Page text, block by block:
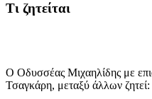
Τι ζητείται
Ο Οδυσσέας Μιχαηλίδης με
Τσαγκάρη, μεταξύ άλλων ζητεί: